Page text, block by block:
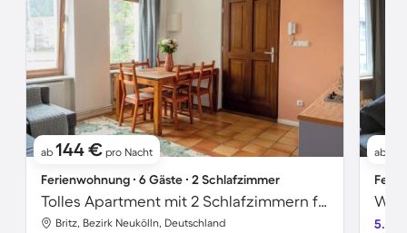
ab 144 € pro Nacht
Ferienwohnung ∙ 6 Gäste ∙ 2 Schlafzimmer
Tolles Apartment mit 2 Schlafzimmern für 6 Personen
Britz, Bezirk Neukölln, Deutschland
ab
5.0